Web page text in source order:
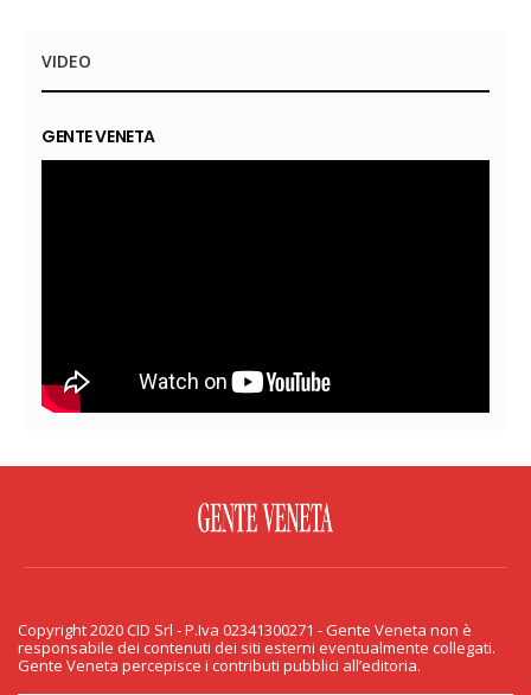
VIDEO
GENTE VENETA
PRIVACY & COOKIE
Copyright 2020 CID Srl - P.Iva 02341300271 - Gente Veneta non è responsabile
dei contenuti dei siti esterni eventualmente collegati. Gente Veneta percepisce
Copyright 2020 CID Srl - P.Iva 02341300271 - Gente Veneta non è
responsabile dei contenuti dei siti esterni eventualmente collegati.
Gente Veneta percepisce i contributi pubblici all’editoria.